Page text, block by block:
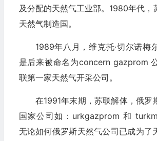
及分配的天然气工业部。1980年代，
天然气制造国。
1989年八月，维克托·切尔诺梅
是后来被命名为concern gazprom
联第一家天然气开采公司。
在1991年末期，苏联解体，俄罗
国家公司如：urkgazprom 和
无论如何俄罗斯天然气公司已成为了